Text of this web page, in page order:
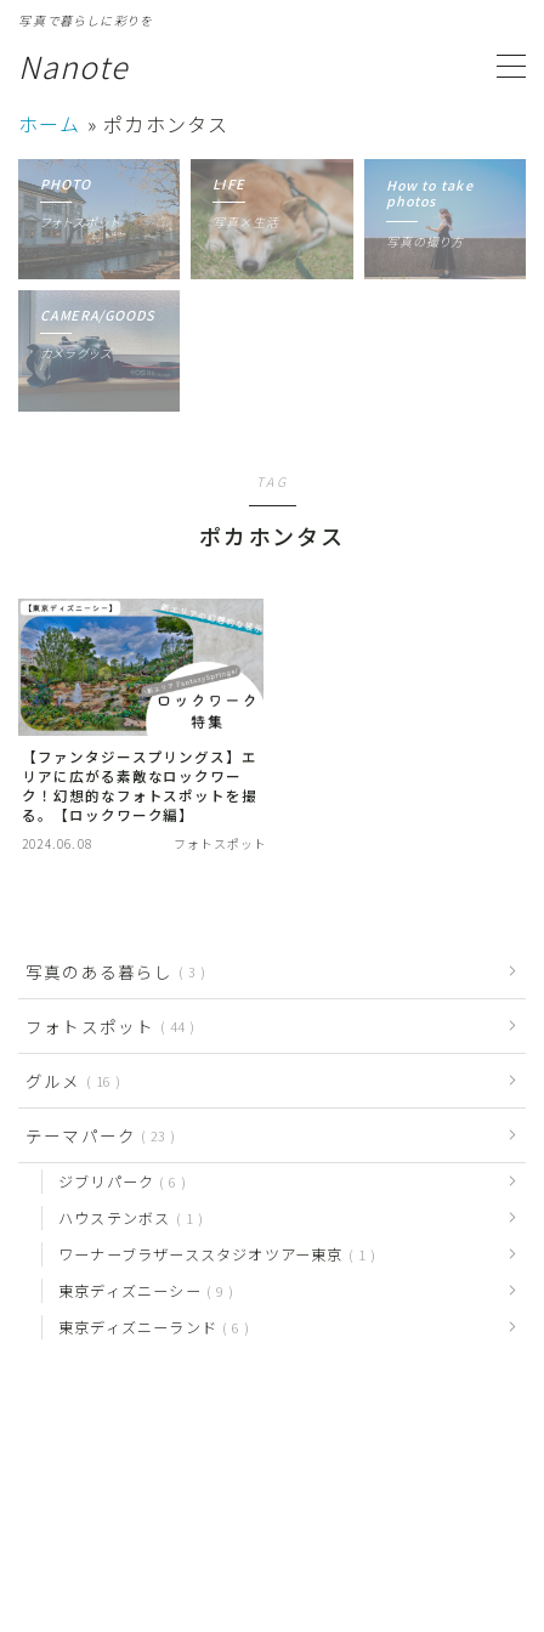
Nanote
写真で暮らしに彩りを
MENU
カテゴリ一覧 Category
写真ギャラリー Gallery
プロフィール
ホーム » ポカホンタス
フォトスポット
PHOTO
写真×生活
LIFE
写真の撮り方
How to take
photos
カメラグッズ
CAMERA/GOODS
TAG
ポカホンタス
【ファンタジースプリングス】エ
リアに広がる素敵なロックワー
ク！幻想的なフォトスポットを撮
る。【ロックワーク編】
2024.06.08 フォトスポット
写真のある暮らし 3
フォトスポット 44
グルメ 16
テーマパーク 23
ジブリパーク 6
ハウステンボス 1
ワーナーブラザーススタジオツアー東京 1
東京ディズニーシー 9
東京ディズニーランド 6